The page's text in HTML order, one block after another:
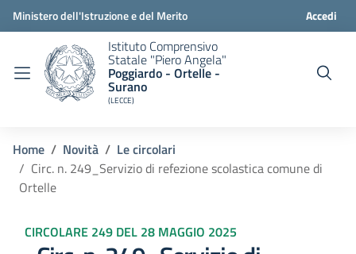
Ministero dell'Istruzione e del Merito Accedi
Istituto Comprensivo
Statale "Piero Angela"
Poggiardo - Ortelle -
Surano
(LECCE)
Home Novità
Le circolari
Circ. n. 249_Servizio di refezione scolastica comune di
Ortelle
CIRCOLARE 249 DEL 28 MAGGIO 2025